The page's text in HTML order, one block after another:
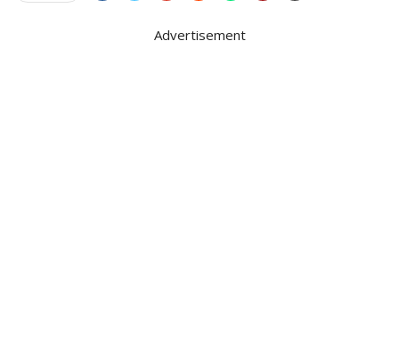
Advertisement